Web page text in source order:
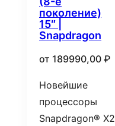
поколение)
15″ |
Snapdragon
от 189990,00 ₽
Новейшие
процессоры
Snapdragon® X2